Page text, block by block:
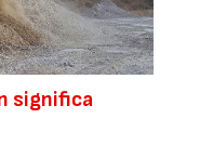
significa